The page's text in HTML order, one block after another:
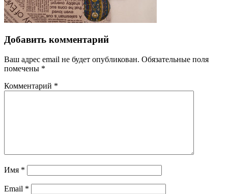
Добавить комментарий
Ваш адрес email не будет опубликован. Обязательные поля
помечены *
Комментарий *
Имя *
Email *